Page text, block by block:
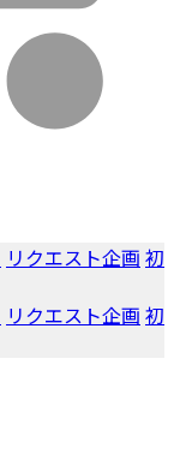
リクエスト企画 初
リクエスト企画 初